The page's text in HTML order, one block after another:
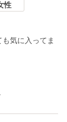
性
気に入ってま